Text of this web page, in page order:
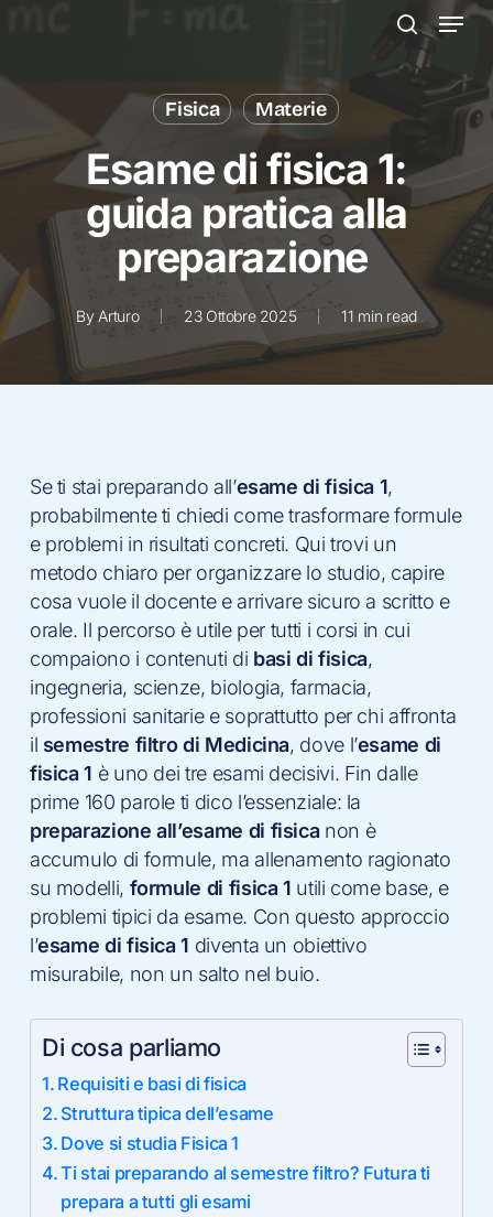
search
Menu
Fisica Materie
Esame di fisica 1:
guida pratica alla
preparazione
By Arturo 23 Ottobre 2025 11 min read
Se ti stai preparando all’esame di fisica 1,
probabilmente ti chiedi come trasformare formule
e problemi in risultati concreti. Qui trovi un
metodo chiaro per organizzare lo studio, capire
cosa vuole il docente e arrivare sicuro a scritto e
orale. Il percorso è utile per tutti i corsi in cui
compaiono i contenuti di basi di fisica,
ingegneria, scienze, biologia, farmacia,
professioni sanitarie e soprattutto per chi affronta
il semestre filtro di Medicina, dove l’esame di
fisica 1 è uno dei tre esami decisivi. Fin dalle
prime 160 parole ti dico l’essenziale: la
preparazione all’esame di fisicanon è
accumulo di formule, ma allenamento ragionato
su modelli, formule di fisica 1 utili come base, e
problemi tipici da esame. Con questo approccio
l’esame di fisica 1 diventa un obiettivo
misurabile, non un salto nel buio.
Di cosa parliamo
Requisiti e basi di fisica
Struttura tipica dell’esame
Dove si studia Fisica 1
Ti stai preparando al semestre filtro? Futura ti
prepara a tutti gli esami